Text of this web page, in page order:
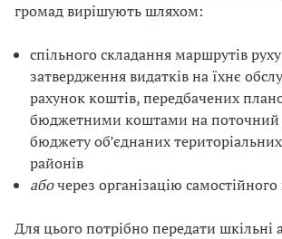
громад вирішують шляхом:
спільного складання маршрутів руху
затвердження видатків на їхнє
рахунок коштів, передбачених
бюджетними коштами на поточний
бюджету об’єднаних
районів
абочерез організацію самостійного
Для цього потрібно передати шкільні